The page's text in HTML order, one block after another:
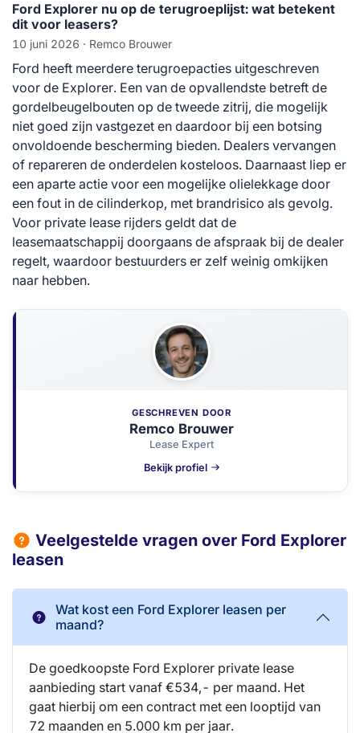
Ford Explorer nu op de terugroeplijst: wat betekent
dit voor leasers?
10 juni 2026 · Remco Brouwer
Ford heeft meerdere terugroepacties uitgeschreven
voor de Explorer. Een van de opvallendste betreft de
gordelbeugelbouten op de tweede zitrij, die mogelijk
niet goed zijn vastgezet en daardoor bij een botsing
onvoldoende bescherming bieden. Dealers vervangen
of repareren de onderdelen kosteloos. Daarnaast liep er
een aparte actie voor een mogelijke olielekkage door
een fout in de cilinderkop, met brandrisico als gevolg.
Voor private lease rijders geldt dat de
leasemaatschappij doorgaans de afspraak bij de dealer
regelt, waardoor bestuurders er zelf weinig omkijken
naar hebben.
GESCHREVEN DOOR
Remco Brouwer
Lease Expert
Bekijk profiel
Veelgestelde vragen over Ford Explorer
leasen
Wat kost een Ford Explorer leasen per
maand?
De goedkoopste Ford Explorer private lease
aanbieding start vanaf €534,- per maand. Het
gaat hierbij om een contract met een looptijd van
72 maanden en 5.000 km per jaar.